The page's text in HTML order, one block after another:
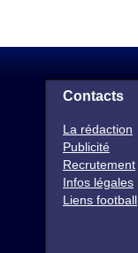
Contacts
La rédaction
Publicité
Recrutement
Infos légales
Liens football